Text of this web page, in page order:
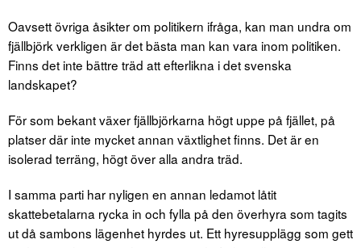
Oavsett övriga åsikter om politikern ifråga, kan man undra om
fjällbjörk verkligen är det bästa man kan vara inom politiken.
Finns det inte bättre träd att efterlikna i det svenska
landskapet?
För som bekant växer fjällbjörkarna högt uppe på fjället, på
platser där inte mycket annan växtlighet finns. Det är en
isolerad terräng, högt över alla andra träd.
I samma parti har nyligen en annan ledamot låtit
skattebetalarna rycka in och fylla på den överhyra som tagits
ut då sambons lägenhet hyrdes ut. Ett hyresupplägg som gett